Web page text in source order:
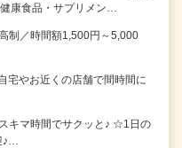
康食品・サプリメン…
制／時間額1,500円～5,000
やお近くの店舗で間時間に
キマ時間でサクッと♪ ☆1日の